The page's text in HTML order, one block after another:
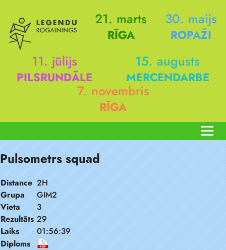
21. marts
RĪGA
30. maijs
ROPAŽI
11. jūlijs
PILSRUNDĀLE
15. augusts
MERCENDARBE
7. novembris
RĪGA
Pulsometrs squad
Distance 2H
Grupa
GIM2
Vieta
3
Rezultāts 29
Laiks
01:56:39
Diploms